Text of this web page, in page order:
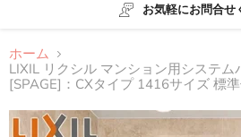
お気軽にお問合せ
ホーム
LIXIL リクシル マンション用システム
[SPAGE]：CXタイプ 1416サイズ 標